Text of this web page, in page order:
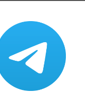
PRECEDENTE
2024 A
PROGRAMMA